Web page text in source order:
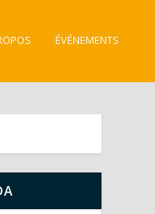
ÉVÉNEMENTS